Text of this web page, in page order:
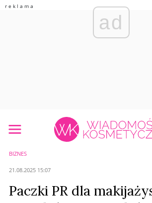
ad
BIZNES
21.08.2025 15:07
Paczki PR dla